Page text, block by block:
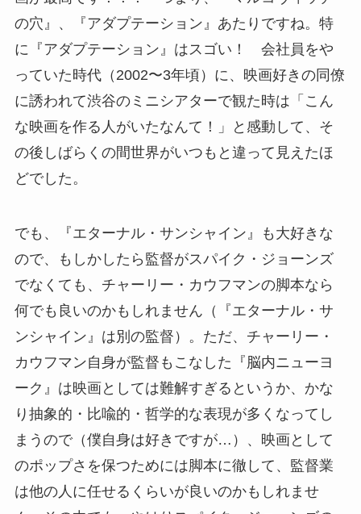
の穴』、『アダプテーション』あたりですね。特
に『アダプテーション』はスゴい！ 会社員をや
っていた時代（2002〜3年頃）に、映画好きの同僚
に誘われて渋谷のミニシアターで観た時は「こん
な映画を作る人がいたなんて！」と感動して、そ
の後しばらくの間世界がいつもと違って見えたほ
どでした。
でも、『エターナル・サンシャイン』も大好きな
ので、もしかしたら監督がスパイク・ジョーンズ
でなくても、チャーリー・カウフマンの脚本なら
何でも良いのかもしれません（『エターナル・サ
ンシャイン』は別の監督）。ただ、チャーリー・
カウフマン自身が監督もこなした『脳内ニューヨ
ーク』は映画としては難解すぎるというか、かな
り抽象的・比喩的・哲学的な表現が多くなってし
まうので（僕自身は好きですが…）、映画として
のポップさを保つためには脚本に徹して、監督業
は他の人に任せるくらいが良いのかもしれませ